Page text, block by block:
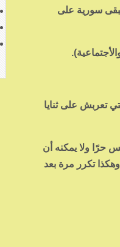
سورية على
تعربش على ثنايا
حرّا ولا يمكنه أن
تكرر مرة بعد